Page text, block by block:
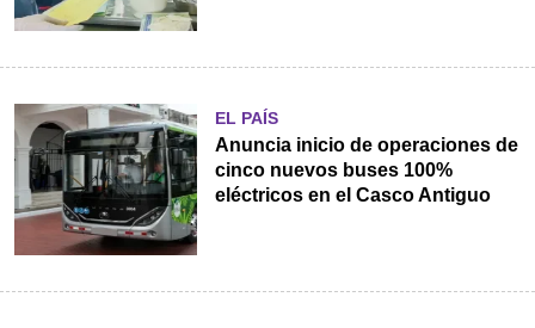
EL PAÍS
Anuncia inicio de operaciones de
cinco nuevos buses 100%
eléctricos en el Casco Antiguo